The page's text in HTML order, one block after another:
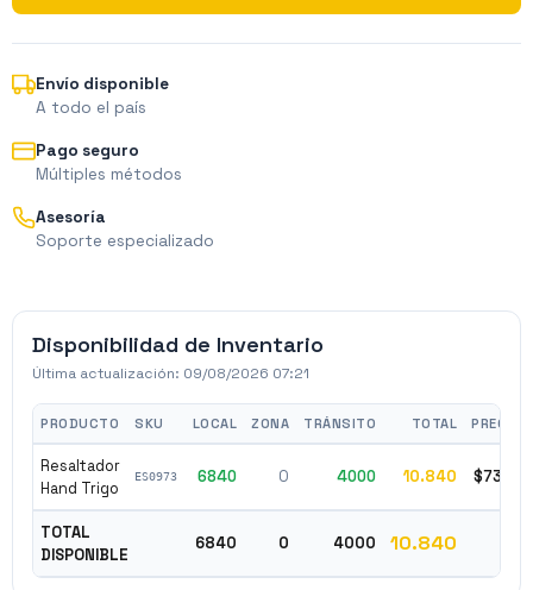
Envío disponible
A todo el país
Pago seguro
Múltiples métodos
Asesoría
Soporte especializado
Disponibilidad de Inventario
Última actualización: 09/08/2026 07:21
PRODUCTO SKU LOCAL ZONA TRÁNSITO TOTAL PRECIO
Resaltador
Hand Trigo
ES0973 6840 0 4000 10.840 $7300
TOTAL
DISPONIBLE
6840 0 4000 10.840